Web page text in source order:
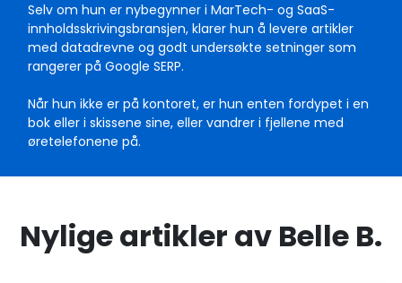
Selv om hun er nybegynner i MarTech- og SaaS-
innholdsskrivingsbransjen, klarer hun å levere artikler
med datadrevne og godt undersøkte setninger som
rangerer på Google SERP.
Når hun ikke er på kontoret, er hun enten fordypet i en
bok eller i skissene sine, eller vandrer i fjellene med
øretelefonene på.
Nylige artikler av Belle B.